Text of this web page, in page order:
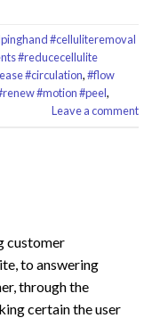
#celluliteremoval
#reducecellulite
#circulation,#flow
#motion #peel,
Leave a comment
customer
to answering
through the
certain the user